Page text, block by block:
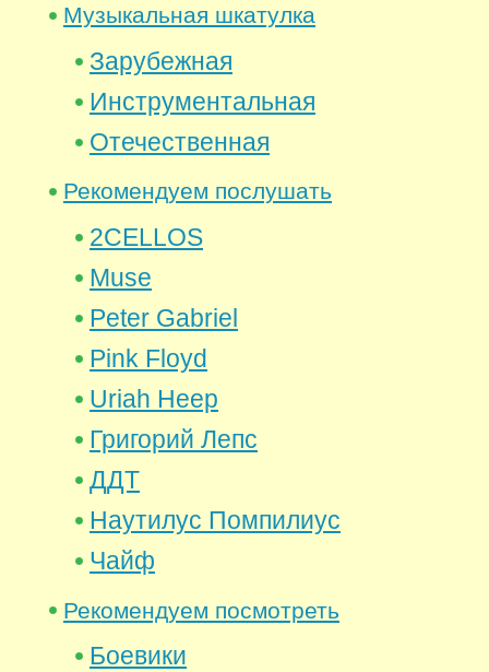
Музыкальная шкатулка
Зарубежная
Инструментальная
Отечественная
Рекомендуем послушать
2CELLOS
Muse
Peter Gabriel
Pink Floyd
Uriah Heep
Григорий Лепс
ДДТ
Наутилус Помпилиус
Чайф
Рекомендуем посмотреть
Боевики